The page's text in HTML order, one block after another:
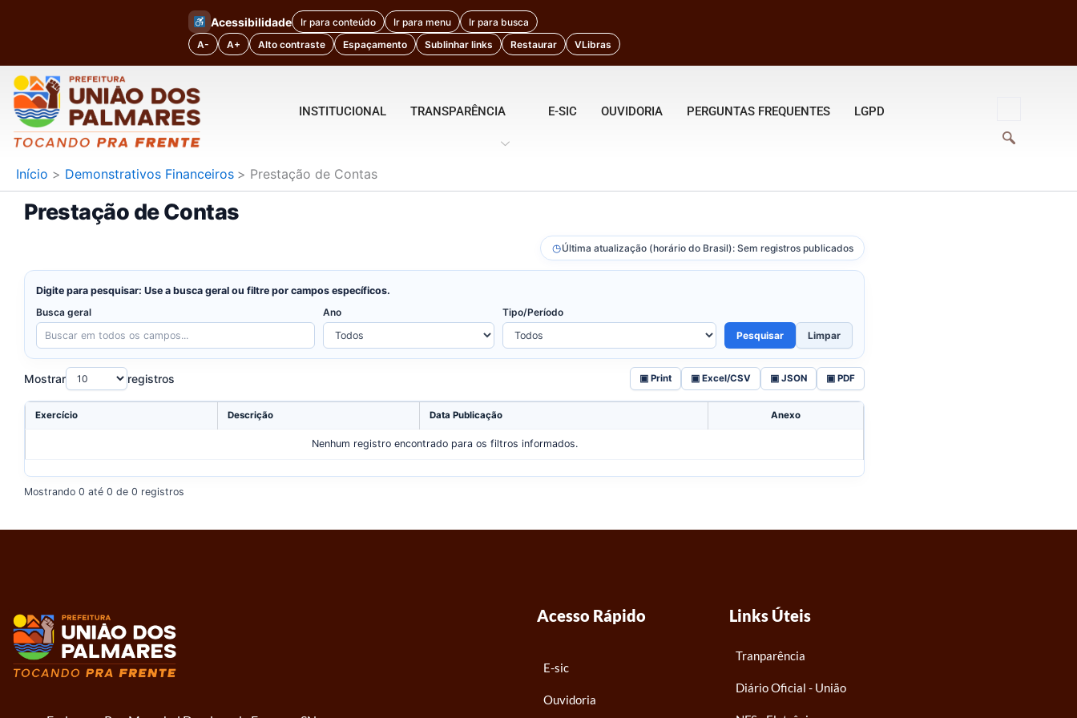
conteúdo
Acessibilidade Ir para conteúdo Ir para menu
Ir para busca
A-
A+ Alto contraste Espaçamento Sublinhar links Restaurar VLibras
INSTITUCIONAL TRANSPARÊNCIA E-SIC OUVIDORIA PERGUNTAS FREQUENTES LGPD
Início Demonstrativos Financeiros Prestação de Contas
Prestação de Contas
◷Última atualização (horário do Brasil): Sem registros publicados
Digite para pesquisar: Use a busca geral ou filtre por campos específicos.
Busca geral
Ano
Tipo/Período
Pesquisar
Limpar
Mostrar registros ▣ Print ▣ Excel/CSV ▣ JSON ▣ PDF
Exercício Descrição Data Publicação Anexo
Nenhum registro encontrado para os filtros informados.
Mostrando 0 até 0 de 0 registros
Acesso Rápido
E-sic
Ouvidoria
Links Úteis
Tranparência
Diário Oficial - União